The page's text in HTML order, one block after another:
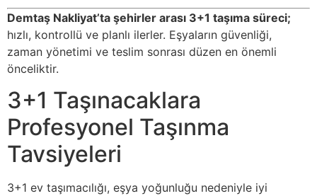
Demtaş Nakliyat’ta şehirler arası 3+1 taşıma süreci;
hızlı, kontrollü ve planlı ilerler. Eşyaların güvenliği,
zaman yönetimi ve teslim sonrası düzen en önemli
önceliktir.
3+1 Taşınacaklara
Profesyonel Taşınma
Tavsiyeleri
3+1 ev taşımacılığı, eşya yoğunluğu nedeniyle iyi